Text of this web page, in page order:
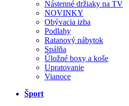
Nástenné držiaky na TV
NOVINKY
Obývacia izba
Podlahy
Ratanový nábytok
Spálňa
Úložné boxy a koše
Upratovanie
Vianoce
Šport